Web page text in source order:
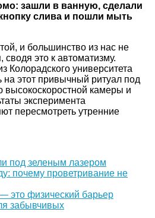
зашли в ванную, сделали
слива и пошли мыть
и большинство из нас не
сводя это к автоматизму.
Колорадского университета
на этот привычный ритуал под
камеры и
эксперимента
пересмотреть утренние
под зеленым лазером
почему проветривание не
это физический барьер
забывчивых